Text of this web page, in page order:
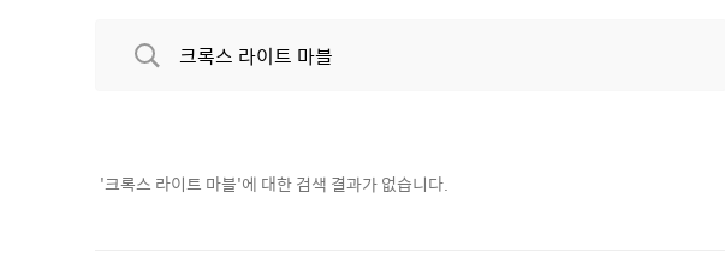
'크록스 라이트 마블'에 대한 검색 결과가 없습니다.